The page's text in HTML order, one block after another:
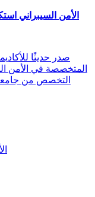
الأمن السيبراني
المتخصصة في الأمن
التخصص من